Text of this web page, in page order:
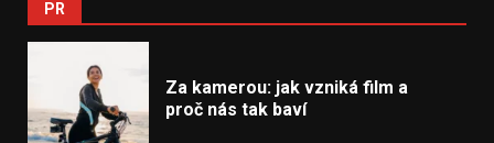
PR
Za kamerou: jak vzniká film a
proč nás tak baví